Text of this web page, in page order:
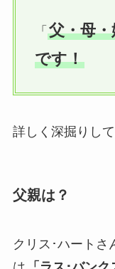
「 父・母
です！
詳しく深掘りして
父親は？
クリス･ハートさ